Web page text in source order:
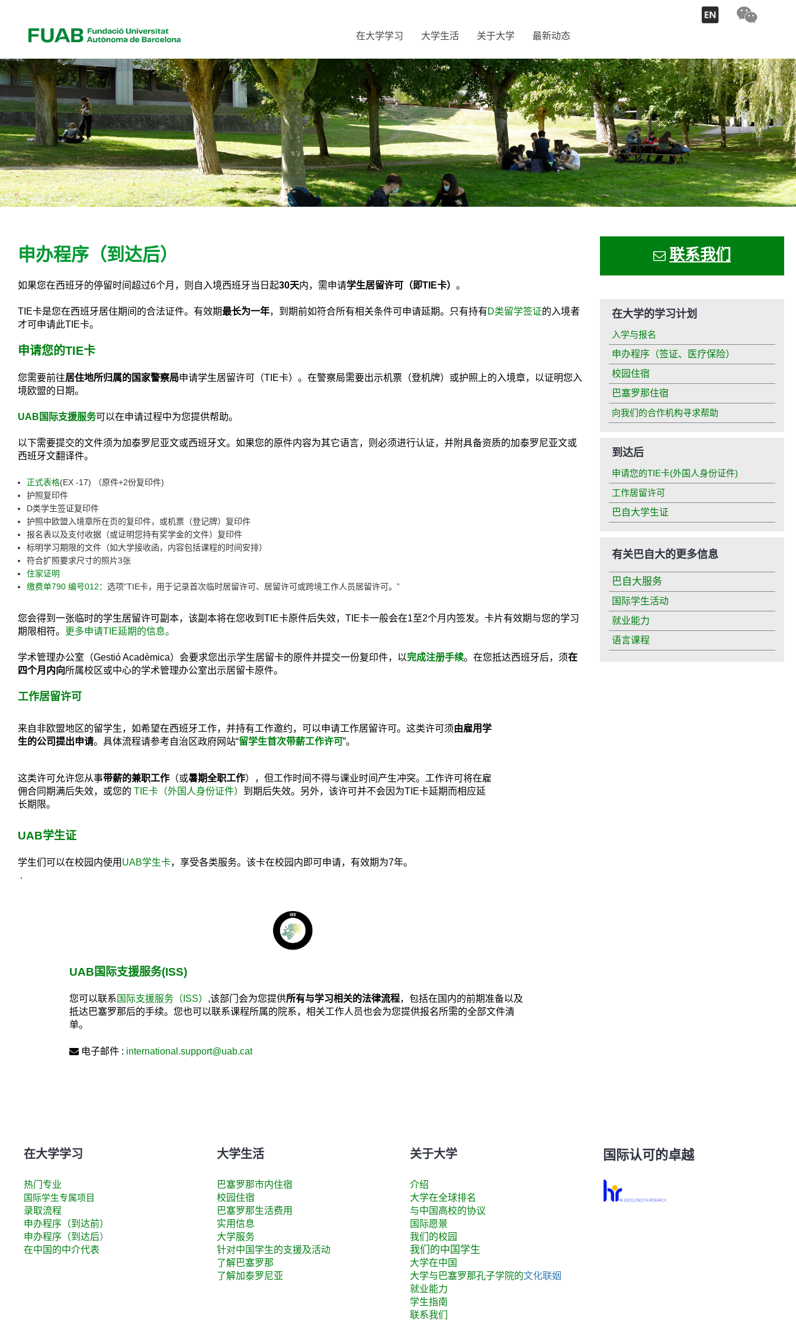
在大学学习 大学生活 关于大学 最新动态
申办程序（到达后）
如果您在西班牙的停留时间超过6个月，则自入境西班牙当日起30天内，需申请学生居留许可（即TIE卡） 。
TIE卡是您在西班牙居住期间的合法证件。有效期最长为一年，到期前如符合所有相关条件可申请延期。只有持有D类留学签证的入境者
才可申请此TIE卡。
申请您的TIE卡
您需要前往居住地所归属的国家警察局申请学生居留许可（TIE卡）。在警察局需要出示机票（登机牌）或护照上的入境章，以证明您入
境欧盟的日期。
UAB国际支援服务可以在申请过程中为您提供帮助。
以下需要提交的文件须为加泰罗尼亚文或西班牙文。如果您的原件内容为其它语言，则必须进行认证，并附具备资质的加泰罗尼亚文或
西班牙文翻译件。
正式表格(EX -17) （原件+2份复印件)
护照复印件
D类学生签证复印件
护照中欧盟入境章所在页的复印件，或机票（登记牌）复印件
报名表以及支付收据（或证明您持有奖学金的文件）复印件
标明学习期限的文件（如大学接收函，内容包括课程的时间安排）
符合扩照要求尺寸的照片3张
住家证明
缴费单790 编号012： 选项“TIE卡，用于记录首次临时居留许可、居留许可或跨境工作人员居留许可。”
您会得到一张临时的学生居留许可副本，该副本将在您收到TIE卡原件后失效，TIE卡一般会在1至2个月内签发。卡片有效期与您的学习
期限相符。
更多申请TIE延期的信息。
学术管理办公室（Gestió Acadèmica）会要求您出示学生居留卡的原件并提交一份复印件，以完成注册手续。在您抵达西班牙后，须在
四个月内向所属校区或中心的学术管理办公室出示居留卡原件。
工作居留许可
来自非欧盟地区的留学生，如希望在西班牙工作，并持有工作邀约，可以申请工作居留许可。这类许可须由雇用学
生的公司提出申请。具体流程请参考自治区政府网站“留学生首次带薪工作许可”。
这类许可允许您从事带薪的兼职工作 （或暑期全职工作），但工作时间不得与课业时间产生冲突。工作许可将在雇
佣合同期满后失效，或您的 TIE卡（外国人身份证件） 到期后失效。另外，该许可并不会因为TIE卡延期而相应延
长期限。
UAB学生证
学生们可以在校园内使用 UAB学生卡，享受各类服务。该卡在校园内即可申请，有效期为7年。
.
UAB国际支援服务(ISS)
您可以联系 国际支援服务（ISS） ,该部门会为您提供所有与学习相关的法律流程，包括在国内的前期准备以及
抵达巴塞罗那后的手续。您也可以联系课程所属的院系，相关工作人员也会为您提供报名所需的全部文件清
单。
电子邮件 : international.support@uab.cat
联系我们
在大学的学习计划
入学与报名
申办程序（签证、医疗保险）
校园住宿
巴塞罗那住宿
向我们的合作机构寻求帮助
到达后
申请您的TIE卡(外国人身份证件)
工作居留许可
巴自大学生证
有关巴自大的更多信息
巴自大服务
国际学生活动
就业能力
语言课程
在大学学习
热门专业
国际学生专属项目
录取流程
申办程序（到达前）
申办程序（到达后）
在中国的中介代表
大学生活
巴塞罗那市内住宿
校园住宿
巴塞罗那生活费用
实用信息
大学服务
针对中国学生的支援及活动
了解巴塞罗那
了解加泰罗尼亚
关于大学
介绍
大学在全球排名
与中国高校的协议
国际愿景
我们的校园
我们的中国学生
大学在中国
大学与巴塞罗那孔子学院的文化联姻
就业能力
学生指南
联系我们
国际认可的卓越